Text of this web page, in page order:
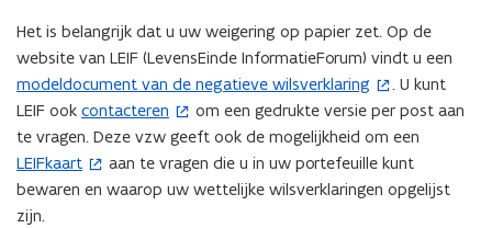
Het is belangrijk dat u uw weigering op papier zet. Op de
website van LEIF (LevensEinde InformatieForum) vindt u een
modeldocument van de negatieve wilsverklaring
(
o
p
e
n
t
. U kunt
LEIF ook contacteren
(
o
p
e
om een gedrukte versie per post aan
te vragen. Deze vzw geeft ook de mogelijkheid om een
LEIFkaart
(
o
p
aan te vragen die u in uw portefeuille kunt
bewaren en waarop uw wettelijke wilsverklaringen opgelijst
zijn.